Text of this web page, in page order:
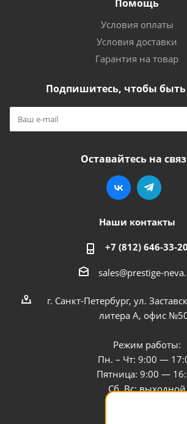
Помощь
Условия оплаты
Условия доставки
Гарантия на товар
Подпишитесь, чтобы быть
Оставайтесь на
Наши контакты
+7 (812) 646-33-20
sales@prestige-
г. Санкт-Петербург, ул.
литера А, офис
Режим работы:
Пн. – Чт: 9:00 —
Пятница: 9:00 —
Сб, Вс: выходной